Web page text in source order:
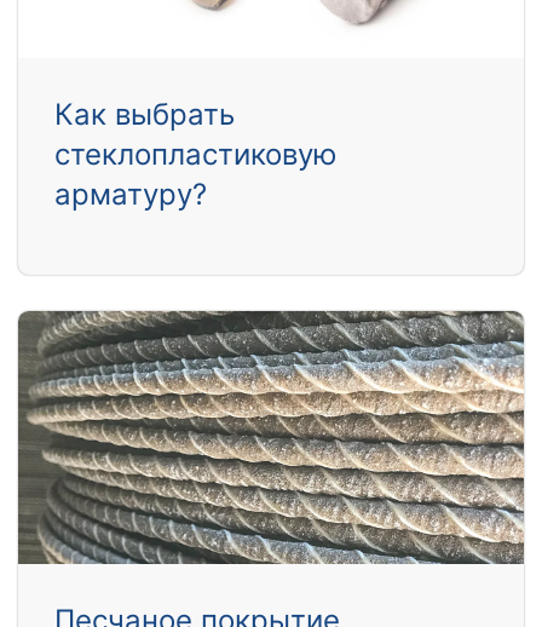
Как выбрать
стеклопластиковую
арматуру?